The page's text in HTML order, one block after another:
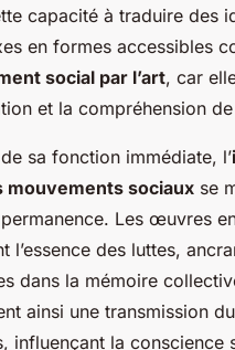
capacité à traduire des
en formes accessibles
social par l’art, car
et la compréhension
sa fonction immédiate, l’
mouvements sociaux se
Les œuvres
l’essence des luttes,
dans la mémoire
ainsi une transmission
influençant la conscience